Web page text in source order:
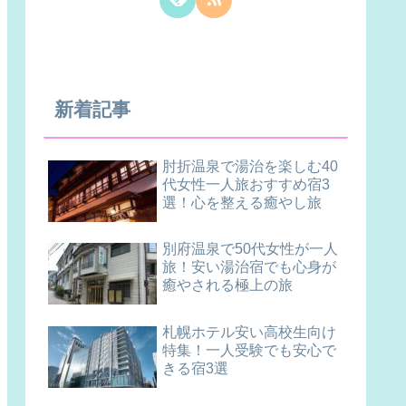
新着記事
肘折温泉で湯治を楽しむ40
代女性一人旅おすすめ宿3
選！心を整える癒やし旅
別府温泉で50代女性が一人
旅！安い湯治宿でも心身が
癒やされる極上の旅
札幌ホテル安い高校生向け
特集！一人受験でも安心で
きる宿3選